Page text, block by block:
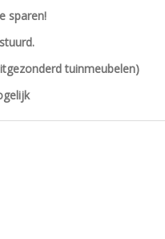
sparen!
tuinmeubelen)